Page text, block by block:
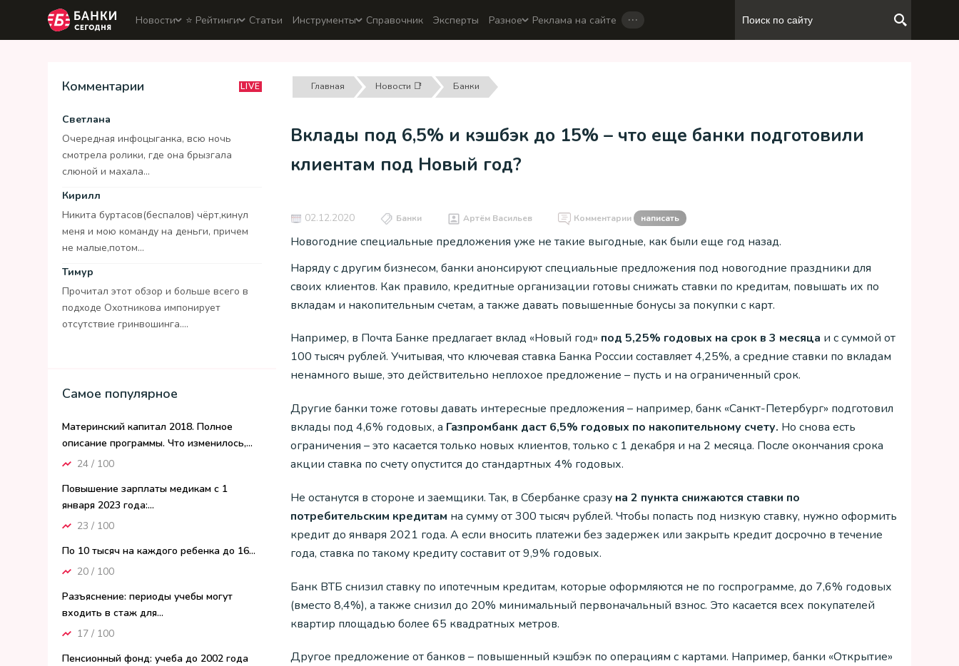
Новости ⭐️ Рейтинги Статьи Инструменты Справочник Эксперты Разное Реклама на сайте …
Комментарии LIVE
Светлана
Очередная инфоцыганка, всю ночь
смотрела ролики, где она брызгала
слюной и махала...
Кирилл
Никита буртасов(беспалов) чёрт,кинул
меня и мою команду на деньги, причем
не малые,потом...
Тимур
Прочитал этот обзор и больше всего в
подходе Охотникова импонирует
отсутствие гринвошинга....
Самое популярное
Материнский капитал 2018. Полное
описание программы. Что изменилось,...
24 / 100
Повышение зарплаты медикам с 1
января 2023 года:...
23 / 100
По 10 тысяч на каждого ребенка до 16...
20 / 100
Разъяснение: периоды учебы могут
входить в стаж для...
17 / 100
Пенсионный фонд: учеба до 2002 года
Главная Новости 📑 Банки
Вклады под 6,5% и кэшбэк до 15% – что еще банки подготовили
клиентам под Новый год?
02.12.2020 Банки Артём Васильев Комментарии написать
Новогодние специальные предложения уже не такие выгодные, как были еще год назад.
Наряду с другим бизнесом, банки анонсируют специальные предложения под новогодние праздники для
своих клиентов. Как правило, кредитные организации готовы снижать ставки по кредитам, повышать их по
вкладам и накопительным счетам, а также давать повышенные бонусы за покупки с карт.
Например, в Почта Банке предлагает вклад «Новый год» под 5,25% годовых на срок в 3 месяца и с суммой от
100 тысяч рублей. Учитывая, что ключевая ставка Банка России составляет 4,25%, а средние ставки по вкладам
ненамного выше, это действительно неплохое предложение – пусть и на ограниченный срок.
Другие банки тоже готовы давать интересные предложения – например, банк «Санкт-Петербург» подготовил
вклады под 4,6% годовых, а Газпромбанк даст 6,5% годовых по накопительному счету. Но снова есть
ограничения – это касается только новых клиентов, только с 1 декабря и на 2 месяца. После окончания срока
акции ставка по счету опустится до стандартных 4% годовых.
Не останутся в стороне и заемщики. Так, в Сбербанке сразу на 2 пункта снижаются ставки по
потребительским кредитам на сумму от 300 тысяч рублей. Чтобы попасть под низкую ставку, нужно оформить
кредит до января 2021 года. А если вносить платежи без задержек или закрыть кредит досрочно в течение
года, ставка по такому кредиту составит от 9,9% годовых.
Банк ВТБ снизил ставку по ипотечным кредитам, которые оформляются не по госпрограмме, до 7,6% годовых
(вместо 8,4%), а также снизил до 20% минимальный первоначальный взнос. Это касается всех покупателей
квартир площадью более 65 квадратных метров.
Другое предложение от банков – повышенный кэшбэк по операциям с картами. Например, банки «Открытие»